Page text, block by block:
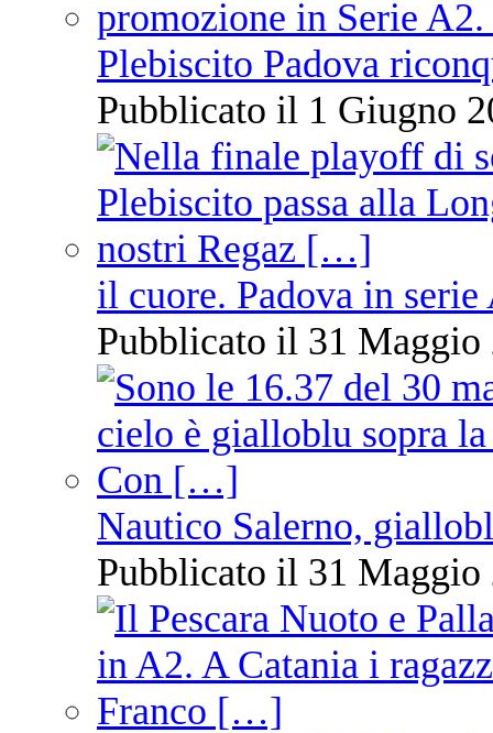
Plebiscito Padova
Pubblicato il 1 Giugno
il cuore. Padova in serie
Pubblicato il 31 Maggio
Nautico Salerno,
Pubblicato il 31 Maggio